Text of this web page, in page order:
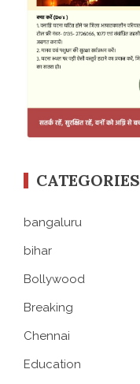
CATEGORIES
bangaluru
bihar
Bollywood
Breaking
Chennai
Education